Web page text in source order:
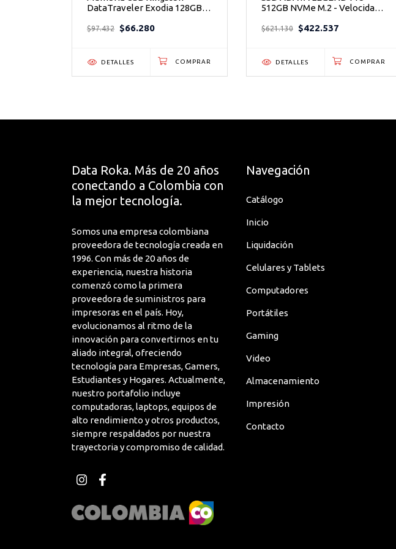
Control de calidad certificado
Soporte técnico incluido
Especificaciones Técnicas
China Restriction of Hazardous Substances (China RoHS),
Dirección del
Sitio Web del
Fabricante
http://www.adata.com
Compatible
Portátil
Estándar de
Memoria
DDR4-3200/PC4-25600
Fabricante ADATA Technology Co., Ltd
Factor de
forma
SoDIMM
Línea de
Producto
Premier
Modelo de
Producto
AD4S320016G22-SGN
Nombre del
Marca
DataTraveler Exodia 128GB
$97.432 $66.280
DETALLES
512GB NVMe M.2 - Velocidad
Exigentes
$621.130 $422.537
DETALLES
Data Roka. Más de 20 años
conectando a Colombia con
la mejor tecnología.
Somos una empresa colombiana
proveedora de tecnología creada en
1996. Con más de 20 años de
experiencia, nuestra historia
comenzó como la primera
proveedora de suministros para
impresoras en el país. Hoy,
evolucionamos al ritmo de la
innovación para convertirnos en tu
aliado integral, ofreciendo
tecnología para Empresas, Gamers,
Estudiantes y Hogares. Actualmente,
nuestro portafolio incluye
computadoras, laptops, equipos de
alto rendimiento y otros productos,
siempre respaldados por nuestra
trayectoria y compromiso de calidad.
Navegación
Catálogo
Inicio
Liquidación
Celulares y Tablets
Computadores
Portátiles
Gaming
Video
Almacenamiento
Impresión
Contacto